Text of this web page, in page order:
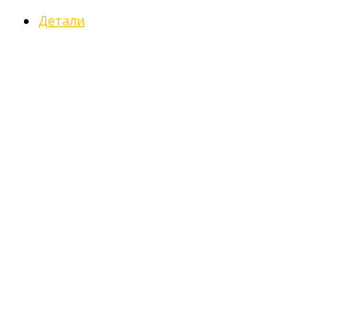
Детали